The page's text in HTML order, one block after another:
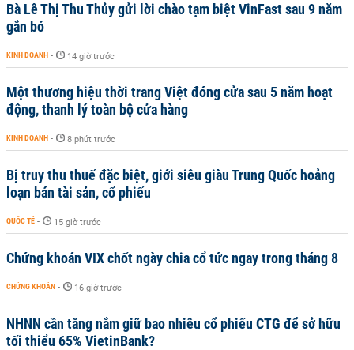
Bà Lê Thị Thu Thủy gửi lời chào tạm biệt VinFast sau 9 năm
gắn bó
KINH DOANH - 14 giờ trước
Một thương hiệu thời trang Việt đóng cửa sau 5 năm hoạt
động, thanh lý toàn bộ cửa hàng
KINH DOANH - 8 phút trước
Bị truy thu thuế đặc biệt, giới siêu giàu Trung Quốc hoảng
loạn bán tài sản, cổ phiếu
QUỐC TẾ - 15 giờ trước
Chứng khoán VIX chốt ngày chia cổ tức ngay trong tháng 8
CHỨNG KHOÁN - 16 giờ trước
NHNN cần tăng nắm giữ bao nhiêu cổ phiếu CTG để sở hữu
tối thiểu 65% VietinBank?